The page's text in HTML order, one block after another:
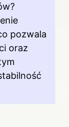
pozwala
oraz